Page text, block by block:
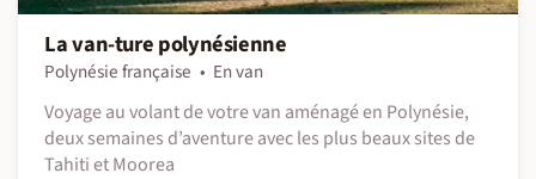
La van-ture polynésienne
Polynésie française
En van
Voyage au volant de votre van aménagé en Polynésie,
deux semaines d’aventure avec les plus beaux sites de
Tahiti et Moorea